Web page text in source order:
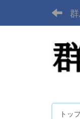
トッ